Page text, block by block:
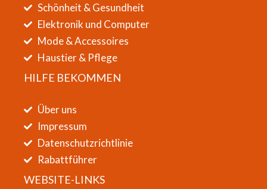
Schönheit & Gesundheit
Elektronik und Computer
Mode & Accessoires
Haustier & Pflege
HILFE BEKOMMEN
Über uns
Impressum
Datenschutzrichtlinie
Rabattführer
WEBSITE-LINKS